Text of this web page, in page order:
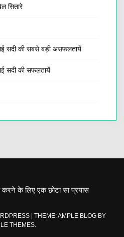
सितारे
सदी की सबसे बड़ी असफलतायें
सदी की सफलतायें
करने के लिए एक छोटा सा प्रयास
THEME: AMPLE BLOG BY
THEMES.